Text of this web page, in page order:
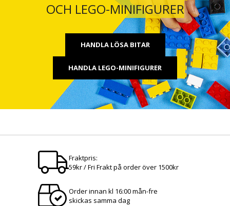
OCH LEGO-MINIFIGURER
HANDLA LÖSA BITAR
HANDLA LEGO-MINIFIGURER
Fraktpris:
59kr / Fri Frakt på order över 1500kr
Order innan kl 16:00 mån-fre
skickas samma dag